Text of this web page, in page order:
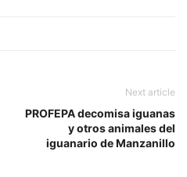
Next article
PROFEPA decomisa iguanas
y otros animales del
iguanario de Manzanillo